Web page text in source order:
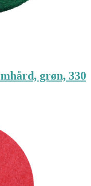
grøn, 330